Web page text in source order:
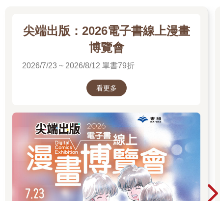
尖端出版：2026電子書線上漫畫
博覽會
2026/7/23 ~ 2026/8/12 單書79折
看更多